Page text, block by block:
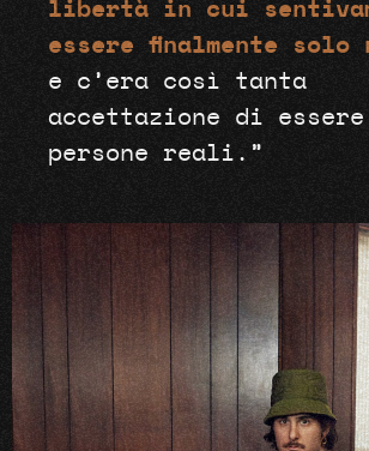
libertà in cui
essere finalmente
e c’era così tanta
accettazione di
persone reali.”